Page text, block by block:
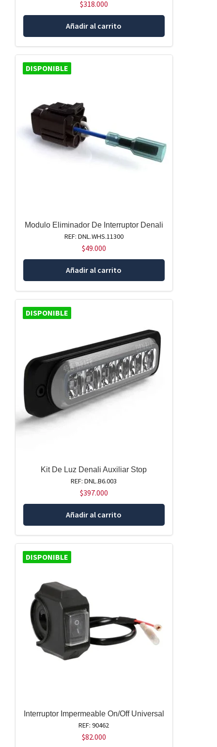
$318.000
Añadir al carrito
DISPONIBLE
Modulo Eliminador De Interruptor Denali
REF: DNL.WHS.11300
$49.000
Añadir al carrito
DISPONIBLE
Kit De Luz Denali Auxiliar Stop
REF: DNL.B6.003
$397.000
Añadir al carrito
DISPONIBLE
Interruptor Impermeable On/Off Universal
REF: 90462
$82.000